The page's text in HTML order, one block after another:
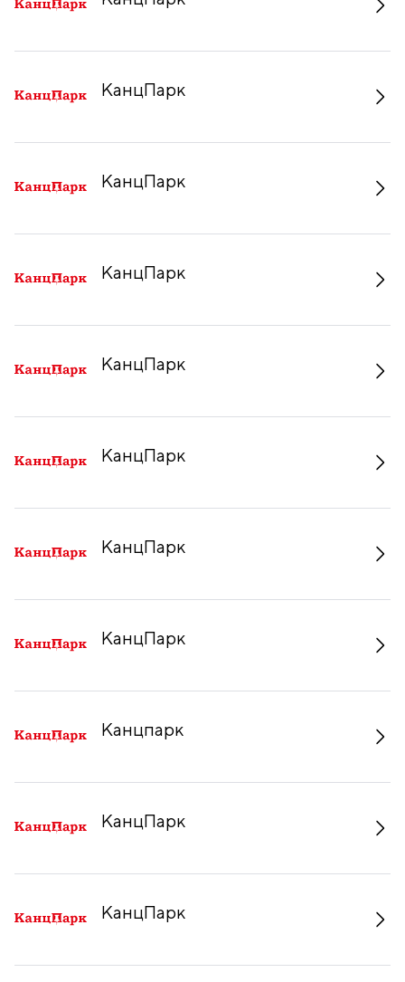
КанцПарк
КанцПарк
КанцПарк
КанцПарк
КанцПарк
КанцПарк
КанцПарк
Канцпарк
КанцПарк
КанцПарк